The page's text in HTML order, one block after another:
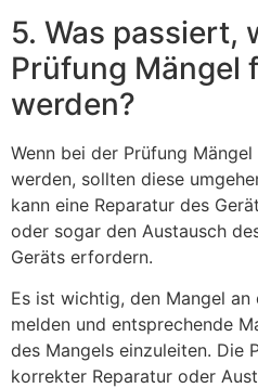
5. Was passiert,
Prüfung Mängel
werden?
Wenn bei der Prüfung
werden, sollten diese
kann eine Reparatur des
oder sogar den Austausch
Geräts erfordern.
Es ist wichtig, den Mangel
melden und entsprechende
des Mangels einzuleiten. Die
korrekter Reparatur oder